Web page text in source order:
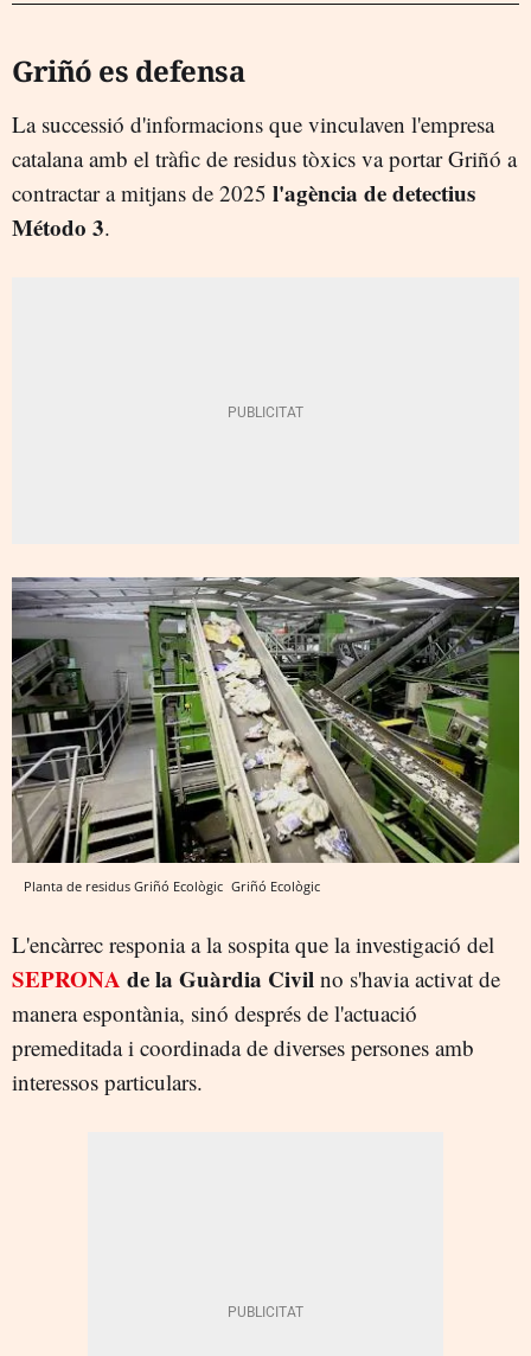
Griñó es defensa
La successió d'informacions que vinculaven l'empresa
catalana amb el tràfic de residus tòxics va portar Griñó a
contractar a mitjans de 2025 l'agència de detectius
Método 3.
Planta de residus Griñó Ecològic Griñó Ecològic
L'encàrrec responia a la sospita que la investigació del
SEPRONA de la Guàrdia Civil no s'havia activat de
manera espontània, sinó després de l'actuació
premeditada i coordinada de diverses persones amb
interessos particulars.